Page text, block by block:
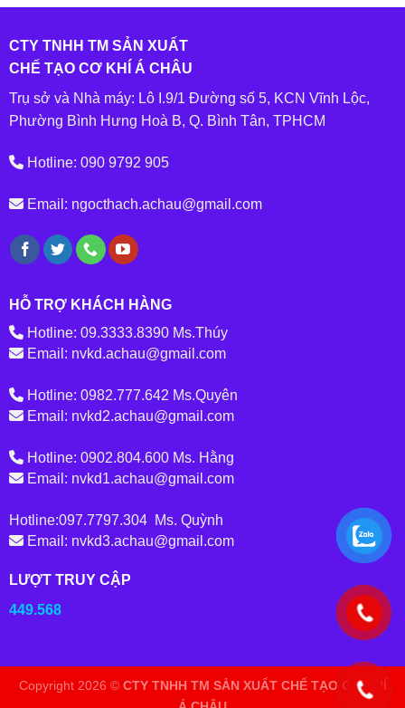
CTY TNHH TM SẢN XUẤT
CHẾ TẠO CƠ KHÍ Á CHÂU
Trụ sở và Nhà máy: Lô I.9/1 Đường số 5, KCN Vĩnh Lộc,
Phường Bình Hưng Hoà B, Q. Bình Tân, TPHCM
Hotline: 090 9792 905
Email: ngocthach.achau@gmail.com
HỖ TRỢ KHÁCH HÀNG
Hotline: 09.3333.8390 Ms.Thúy
Email: nvkd.achau@gmail.com
Hotline: 0982.777.642 Ms.Quyên
Email: nvkd2.achau@gmail.com
Hotline: 0902.804.600 Ms. Hằng
Email: nvkd1.achau@gmail.com
Hotline:097.7797.304 Ms. Quỳnh
Email: nvkd3.achau@gmail.com
LƯỢT TRUY CẬP
449.568
Copyright 2026 © CTY TNHH TM SẢN XUẤT CHẾ TẠO CƠ KHÍ